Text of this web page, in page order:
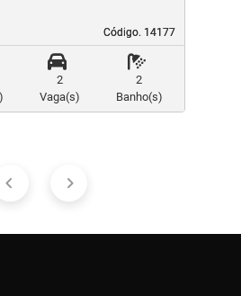
Código. 14177
Código. 14177
2
Vaga(s)
2
Banho(s)